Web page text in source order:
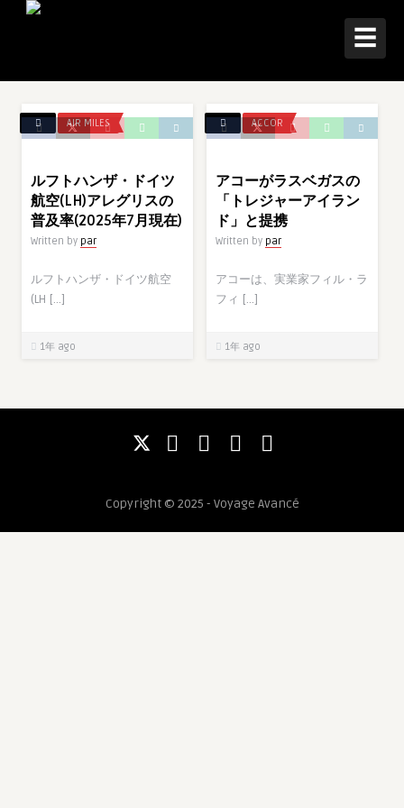
☰
AIR MILES
ルフトハンザ・ドイツ
航空(LH)アレグリスの
普及率(2025年7月現在)
Written by par
ルフトハンザ・ドイツ航空
(LH […]
1年 ago
ACCOR
アコーがラスベガスの
「トレジャーアイラン
ド」と提携
Written by par
アコーは、実業家フィル・ラ
フィ […]
1年 ago
Copyright © 2025 - Voyage Avancé